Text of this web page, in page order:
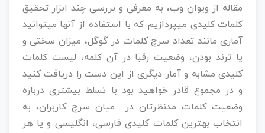
مقاله از ویوان وب، به معرفی و بررسی چند ابزار تحقیق
کلمات کلیدی میپردازیم که با استفاده از آنها میتوانید
آماری مانند تعداد سرچ کلمات در گوگل، میزان سختی و
یا ترند بودن، وضعیت رقبا در آن کلمه، لیست کلمات
کلیدی مشابه و آمار دیگری از این دست را دریافت کنید
و در مجموع قادر خواهید بود با تسلط بیشتری درباره
وضعیت کلمات مدنظرتان در میان سرچ کاربران، به
انتخاب بهترین کلمات کلیدی فارسی، انگلیسی و یا هر